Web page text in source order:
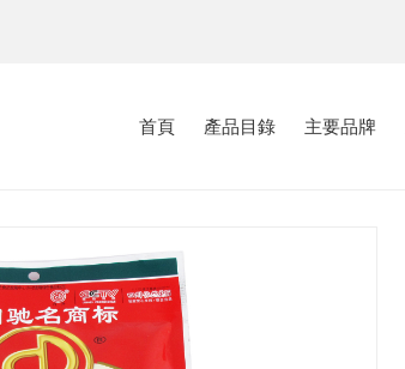
首頁 產品目錄 主要品牌